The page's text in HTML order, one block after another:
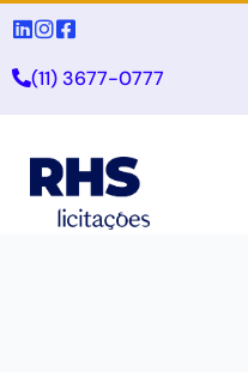
(11) 3677-0777